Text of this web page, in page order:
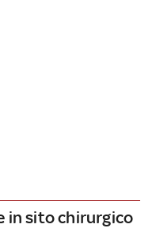
in sito chirurgico